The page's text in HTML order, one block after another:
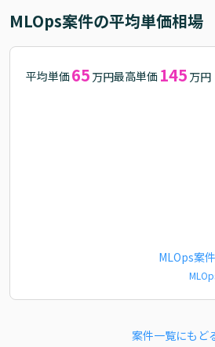
MLOps案件の平均単価相場
平均単価 65 万円最高単価 145 万円
MLOps案
案件一覧にもど